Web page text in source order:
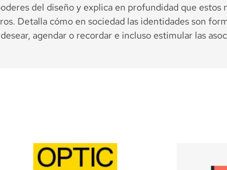
del diseño y explica en profundidad que estos
Detalla cómo en sociedad las identidades son
agendar o recordar e incluso estimular las